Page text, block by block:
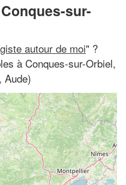
sur-
autour de moi" ?
à Conques-sur-Orbiel,
Aude)